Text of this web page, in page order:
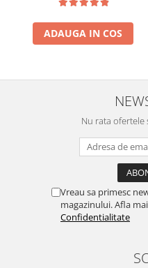
ADAUGA IN COS
Nu rata
Vreau sa primesc
magazinului. Afla
Confidentialitate